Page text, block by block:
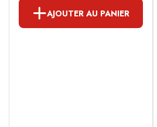
AJOUTER AU PANIER